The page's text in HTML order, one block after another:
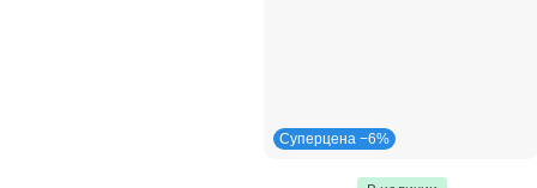
Суперцена −6%